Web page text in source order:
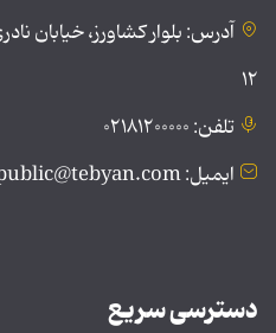
آدرس: بلوار کشاورز،
۱۲
تلفن: ۰۲۱۸۱۲۰۰۰۰۰
ایمیل: public@tebyan.com
دسترسی سریع